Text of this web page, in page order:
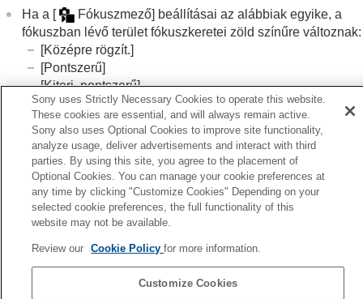
Regisztrált AF mező törlése (Reg. AF mező
törl.)
Fókuszmező határ
Fókuszpont forg.
AF keret moz. mér
Fókuszkeret színe
(állókép/mozgókép)
AF m. autom. eltünt.
Mező megj. köv.-kor
AF-C mező megj.
Fázisérzékelő terület
AF Követ. érzék.
AF-átmenet seb.
AF-témavált. érz.
AF segéd
AF/MF választó
Ha a [ Fókuszmező] beállításai az alábbiak egyike, a
fókuszban lévő terület fókuszkeretei zöld színűre változnak:
[Középre rögzít.]
[Pontszerű]
[Kiterj. pontszerű]
Kapcsolódó témák
A fókuszmező kiválasztása (Fókuszmező)
megj. köv.-kor
Fázisérzékelő
Sony uses Strictly Necessary Cookies to operate this website.
These cookies are essential, and will always remain active.
Sony also uses Optional Cookies to improve site functionality,
analyze usage, deliver advertisements and interact with third
parties. By using this site, you agree to the placement of
Optional Cookies. You can manage your cookie preferences at
any time by clicking "Customize Cookies" Depending on your
selected cookie preferences, the full functionality of this
website may not be available.
Review our Cookie Policyfor more information.
Customize Cookies